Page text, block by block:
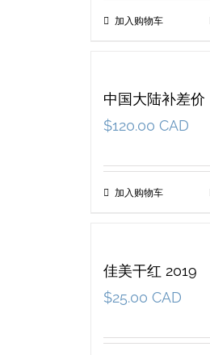
加入购物车
中国大陆补差价
$120.00 CAD
加入购物车
佳美干红 2019
$25.00 CAD